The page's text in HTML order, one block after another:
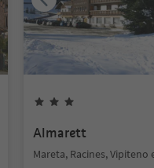
Almarett
Mareta, Racines,